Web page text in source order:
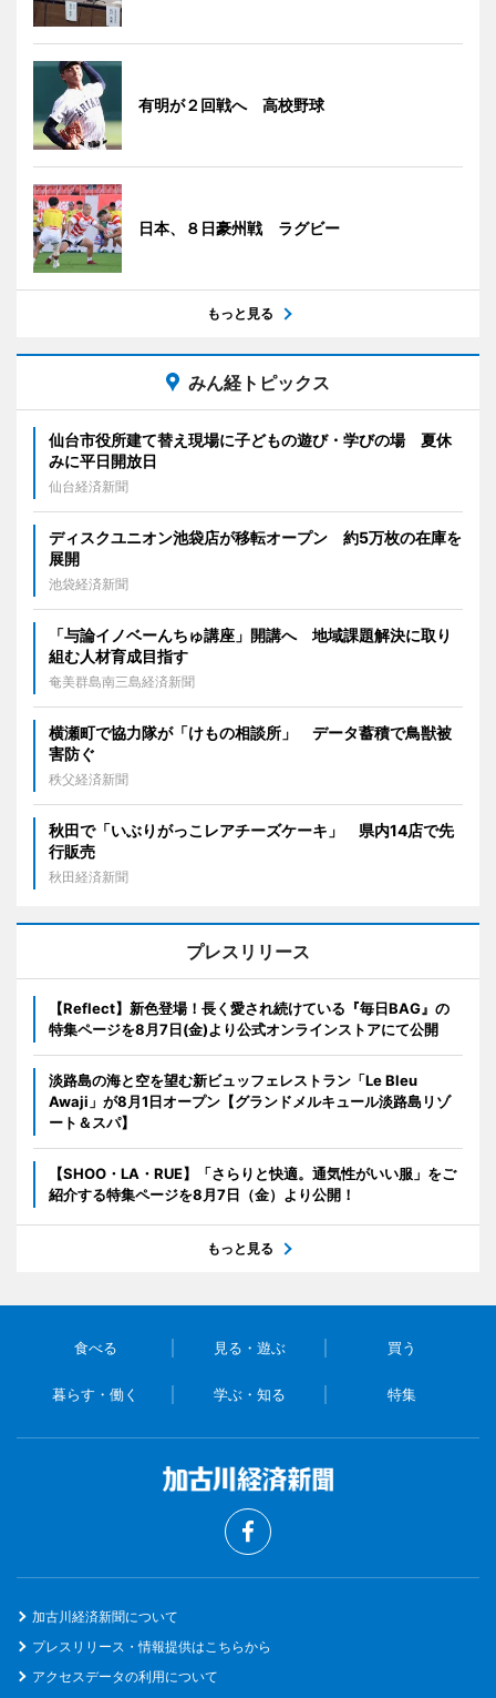
有明が２回戦へ 高校野球
日本、８日豪州戦 ラグビー
もっと見る
みん経トピックス
仙台市役所建て替え現場に子どもの遊び・学びの場 夏休
みに平日開放日
仙台経済新聞
ディスクユニオン池袋店が移転オープン 約5万枚の在庫を
展開
池袋経済新聞
「与論イノベーんちゅ講座」開講へ 地域課題解決に取り
組む人材育成目指す
奄美群島南三島経済新聞
横瀬町で協力隊が「けもの相談所」 データ蓄積で鳥獣被
害防ぐ
秩父経済新聞
秋田で「いぶりがっこレアチーズケーキ」 県内14店で先
行販売
秋田経済新聞
プレスリリース
【Reflect】新色登場！長く愛され続けている『毎日BAG』の
特集ページを8月7日(金)より公式オンラインストアにて公開
淡路島の海と空を望む新ビュッフェレストラン「Le Bleu
Awaji」が8月1日オープン【グランドメルキュール淡路島リゾ
ート＆スパ】
【SHOO・LA・RUE】「さらりと快適。通気性がいい服」をご
紹介する特集ページを8月7日（金）より公開！
もっと見る
食べる 見る・遊ぶ 買う
暮らす・働く 学ぶ・知る 特集
加古川経済新聞について
プレスリリース・情報提供はこちらから
アクセスデータの利用について